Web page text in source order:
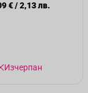
€/2,13 лв.
Изчерпан